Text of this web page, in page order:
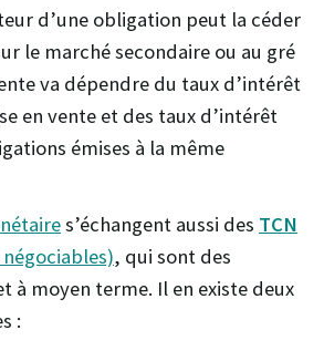
d’une obligation peut la céder
le marché secondaire ou au gré
va dépendre du taux d’intérêt
en vente et des taux d’intérêt
émises à la même
s’échangent aussi des TCN
, qui sont des
à moyen terme. Il en existe deux
: